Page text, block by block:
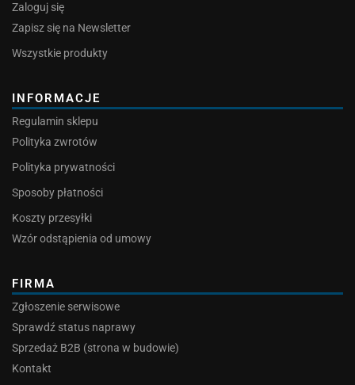
Zaloguj się
Zapisz się na Newsletter
Wszystkie produkty
INFORMACJE
Regulamin sklepu
Polityka zwrotów
Polityka prywatności
Sposoby płatności
Koszty przesyłki
Wzór odstąpienia od umowy
FIRMA
Zgłoszenie serwisowe
Sprawdź status naprawy
Sprzedaż B2B (strona w budowie)
Kontakt